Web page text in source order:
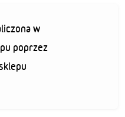
w
poprzez